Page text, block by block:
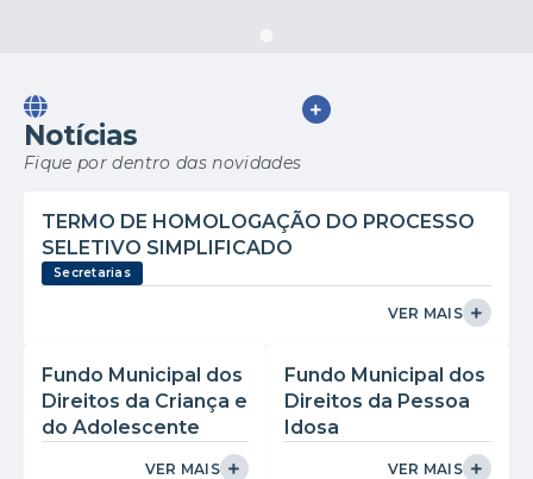
Notícias
Fique por dentro das novidades
VER MAIS
TERMO DE HOMOLOGAÇÃO DO PROCESSO
SELETIVO SIMPLIFICADO
Secretarias
VER MAIS
Fundo Municipal dos
Direitos da Criança e
do Adolescente
VER MAIS
Fundo Municipal dos
Direitos da Pessoa
Idosa
VER MAIS